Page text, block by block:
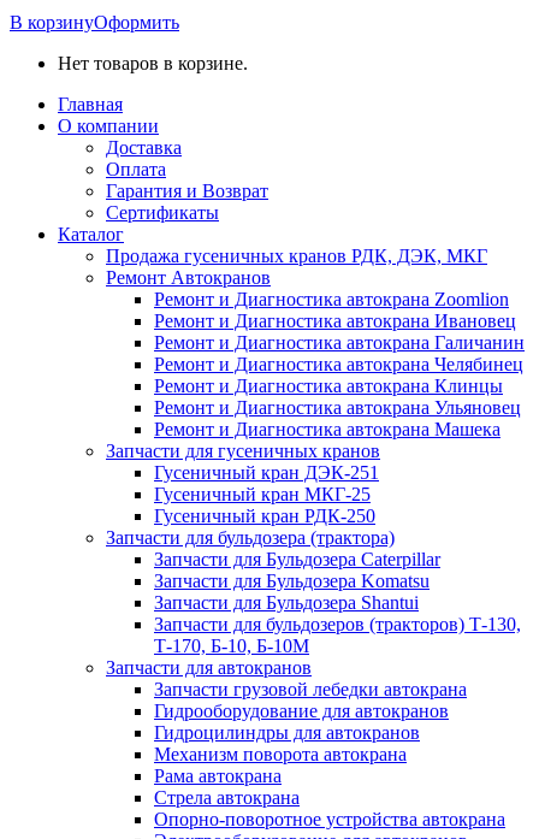
В корзинуОформить
Нет товаров в корзине.
Главная
О компании
Доставка
Оплата
Гарантия и Возврат
Сертификаты
Каталог
Продажа гусеничных кранов РДК, ДЭК, МКГ
Ремонт Автокранов
Ремонт и Диагностика автокрана Zoomlion
Ремонт и Диагностика автокрана Ивановец
Ремонт и Диагностика автокрана Галичанин
Ремонт и Диагностика автокрана Челябинец
Ремонт и Диагностика автокрана Клинцы
Ремонт и Диагностика автокрана Ульяновец
Ремонт и Диагностика автокрана Машека
Запчасти для гусеничных кранов
Гусеничный кран ДЭК-251
Гусеничный кран МКГ-25
Гусеничный кран РДК-250
Запчасти для бульдозера (трактора)
Запчасти для Бульдозера Caterpillar
Запчасти для Бульдозера Komatsu
Запчасти для Бульдозера Shantui
Запчасти для бульдозеров (тракторов) Т-130,
Т-170, Б-10, Б-10М
Запчасти для автокранов
Запчасти грузовой лебедки автокрана
Гидрооборудование для автокранов
Гидроцилиндры для автокранов
Механизм поворота автокрана
Рама автокрана
Стрела автокрана
Опорно-поворотное устройства автокрана